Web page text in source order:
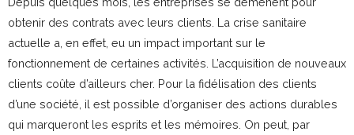
obtenir des contrats avec leurs clients. La crise sanitaire
actuelle a, en effet, eu un impact important sur le
fonctionnement de certaines activités. L’acquisition de nouveaux
clients coûte d’ailleurs cher. Pour la fidélisation des clients
d’une société, il est possible d’organiser des actions durables
qui marqueront les esprits et les mémoires. On peut, par